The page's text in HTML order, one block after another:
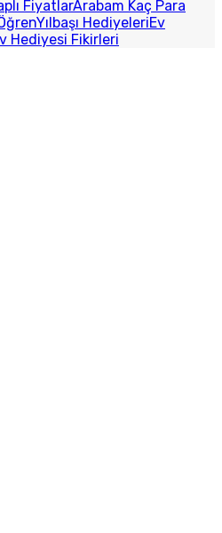
FiyatlarArabam Kaç Para
Yılbaşı HediyeleriEv
Hediyesi Fikirleri